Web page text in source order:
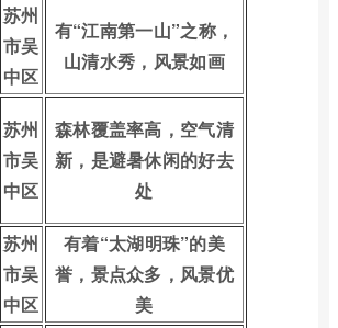
苏州
市吴
中区
有“江南第一山”之称，
山清水秀，风景如画
苏州
市吴
中区
森林覆盖率高，空气清
新，是避暑休闲的好去
处
苏州
市吴
中区
有着“太湖明珠”的美
誉，景点众多，风景优
美